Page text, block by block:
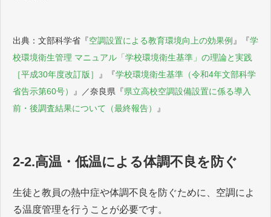
出典：文部科学省『空調設置による教育環境向上の効果例 』『学
校環境衛生管理 マニュアル「学校環境衛生基準」の理論と実践
［平成30年度改訂版］
』『学校環境衛生基準（令和4年文部科学
省告示第60号）
』／奈良県『県立高校空調設備設置に係る導入
前・後調査結果について（最終報告）
』
2-2.高温・低温による体調不良を防ぐ
生徒と教員の熱中症や体調不良を防ぐために、空調によ
る温度管理を行うことが必要です。